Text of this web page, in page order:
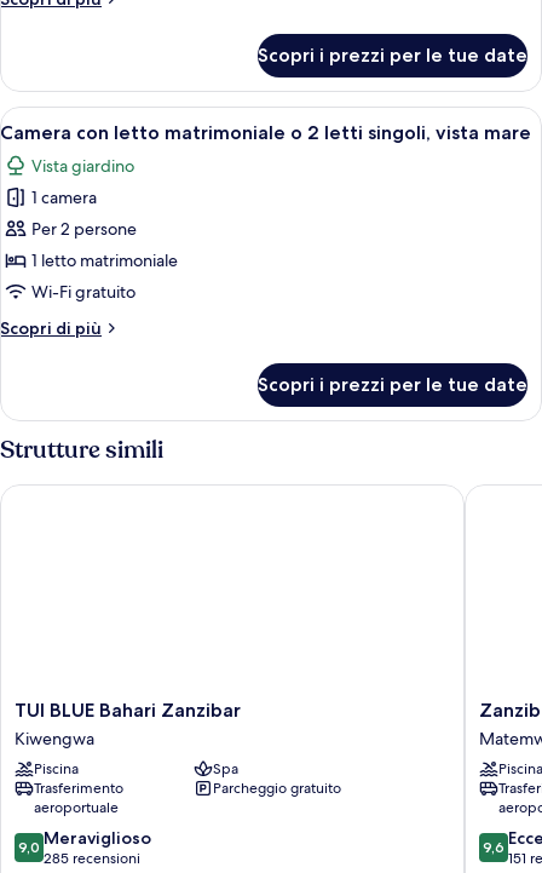
familiare
Scopri i prezzi per le tue date
Apri
tutte
le
foto
per
Camera
con
matrimoniale
letti
singoli,
vista
mare
Camera d'albergo con un letto
23
Camera con letto matrimoniale o 2 letti singoli, vista mare
Vista giardino
1 camera
Per 2 persone
1 letto matrimoniale
Wi-Fi gratuito
Scopri di più
Altri
con
matrimoniale
2
Scopri i prezzi per le tue date
Strutture simili
TUI
BLUE
Bahari
Zanzibar
Kiwengwa
TUI BLUE Bahari Zanzibar
Kiwengwa
Piscina
Spa
Trasferimento
aeroportuale
Parcheggio gratuito
9.0
su
9,0 Meraviglioso
285 recensioni
TUI BLUE Bahari Zanzibar
Zanzibar
Queen
Hotel
Piscina
9.6
su
9,6
151